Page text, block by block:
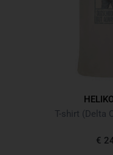
T-shirt (Delta
€